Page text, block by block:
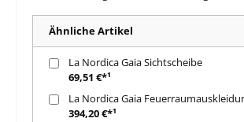
Ähnliche Artikel
La Nordica Gaia Sichtscheibe
69,51 €*¹
La Nordica Gaia
394,20 €*¹